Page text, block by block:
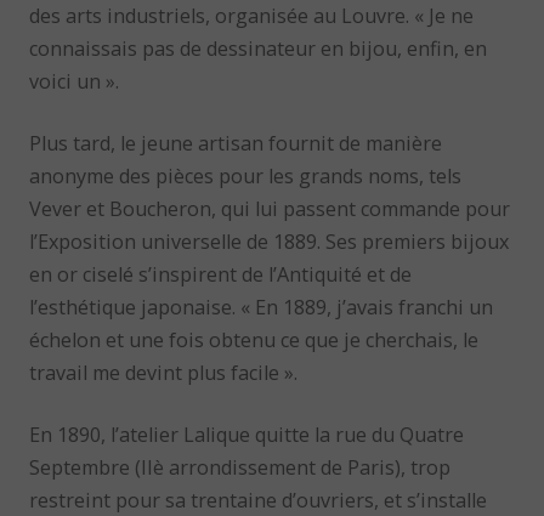
des arts industriels, organisée au Louvre. « Je ne
connaissais pas de dessinateur en bijou, enfin, en
voici un ».
Plus tard, le jeune artisan fournit de manière
anonyme des pièces pour les grands noms, tels
Vever et Boucheron, qui lui passent commande pour
l’Exposition universelle de 1889. Ses premiers bijoux
en or ciselé s’inspirent de l’Antiquité et de
l’esthétique japonaise. « En 1889, j’avais franchi un
échelon et une fois obtenu ce que je cherchais, le
travail me devint plus facile ».
En 1890, l’atelier Lalique quitte la rue du Quatre
Septembre (IIè arrondissement de Paris), trop
restreint pour sa trentaine d’ouvriers, et s’installe